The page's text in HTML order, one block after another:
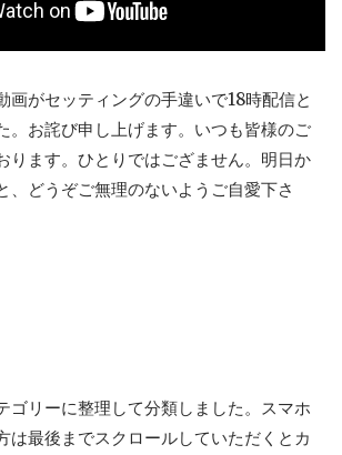
画がセッティングの手違いで18時配信と
。お詫び申し上げます。いつも皆様のご
ります。ひとりではござません。明日か
、どうぞご無理のないようご自愛下さ
ゴリーに整理して分類しました。スマホ
は最後までスクロールしていただくとカ